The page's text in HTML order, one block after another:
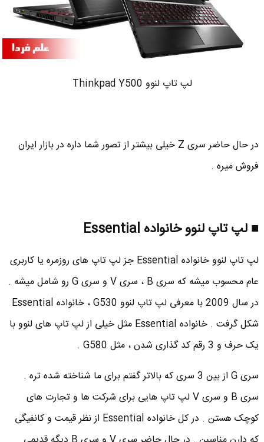
لپ تاپ لنوو Thinkpad Y500
در حال حاضر سری Z خیلی بیشتر از تصور شما داره در بازار ایران
فروش میره .
■ لپ تاپ لنوو خانواده Essential
لپ تاپ لنوو خانواده Essential جز لپ تاپ های روزمره یا کاربری
عام محسوب میشه که سری B ، سری V و سری G رو شامل میشه .
در سال 2009 با معرفی لپ تاپ لنوو G530 ، خانواده Essential
شکل گرفت . خانواده Essential مثل خیلی از لپ تاپ های لنوو با
یک حرف و 3 رقم کد گذاری شدن ، مثل G580 .
سری G از بین 3 سری که بالاتر گفتم برای ما شناخته شده تره .
سری B و سری V لپ تاپ هایی برای شرکت ها و تجارت های
کوچک هستن . در کل خانواده Essential از نظر قیمت و کانفیگی